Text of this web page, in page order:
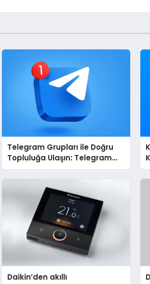
Telegram Grupları ile Doğru
Topluluğa Ulaşın: Telegram
Grup Arayanların İşini
Daikin’den akıllı